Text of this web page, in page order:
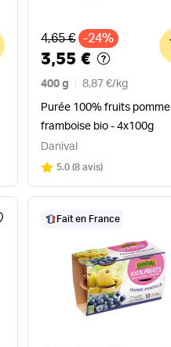
Ancien prix
4,65 € -24%
3,55 €
400 g 8,87 €/kg
Purée 100% fruits pomme
framboise bio - 4x100g
Danival
Note
5.0sur 5
(8 avis)
Fait en France